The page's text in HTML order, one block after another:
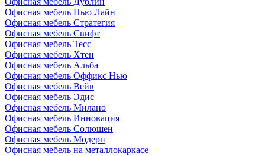
Офисная мебель Нью Лайн
Офисная мебель Стратегия
Офисная мебель Свифт
Офисная мебель Тесс
Офисная мебель Хтен
Офисная мебель Альба
Офисная мебель Оффикс Нью
Офисная мебель Вейв
Офисная мебель Эдис
Офисная мебель Милано
Офисная мебель Инновация
Офисная мебель Солюшен
Офисная мебель Модерн
Офисная мебель на металлокаркасе